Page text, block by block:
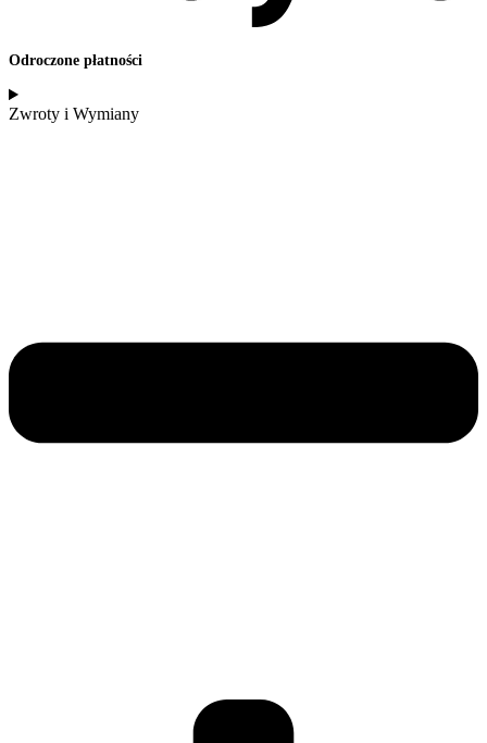
Odroczone płatności
Zwroty i Wymiany